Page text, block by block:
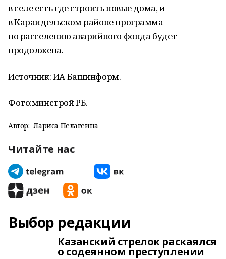
в селе есть где строить новые дома, и
в Караидельском районе программа
по расселению аварийного фонда будет
продолжена.
Источник: ИА Башинформ.
Фото:минстрой РБ.
Автор: Лариса Пелагеина
Читайте нас
Выбор редакции
Казанский стрелок раскаялся
о содеянном преступлении